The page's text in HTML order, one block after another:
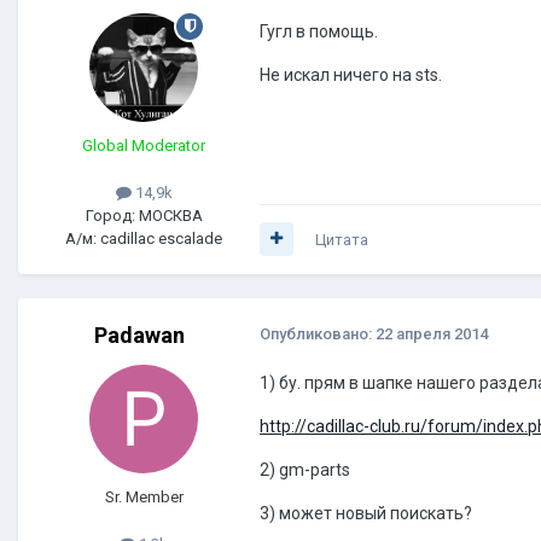
Global Moderator
14,9k
Город: МОСКВА
А/м: cadillac escalade
Гугл в помощь.
Не искал ничего на sts.
Цитата
Padawan
Sr. Member
Опубликовано: 22 апреля 2014
1) бу. прям в шапке нашего
http://cadillac-club.ru/forum/
2) gm-parts
3) может новый поискать?